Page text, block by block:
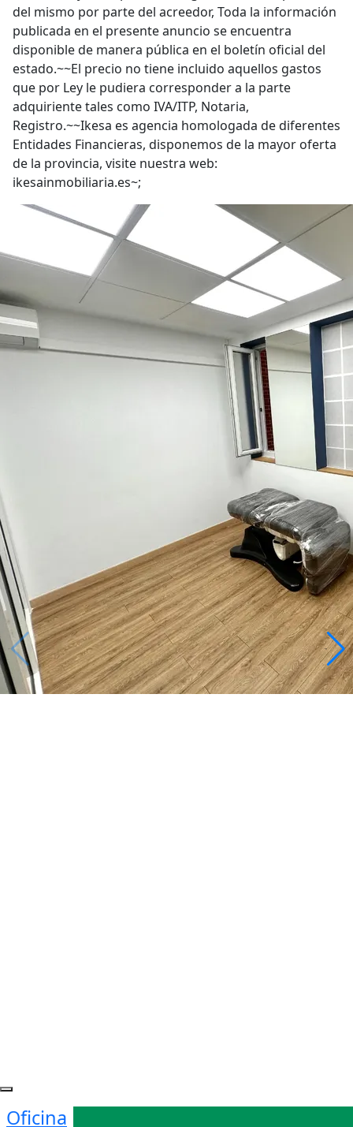
del mismo por parte del acreedor, Toda la información
publicada en el presente anuncio se encuentra
disponible de manera pública en el boletín oficial del
estado.~~El precio no tiene incluido aquellos gastos
que por Ley le pudiera corresponder a la parte
adquiriente tales como IVA/ITP, Notaria,
Registro.~~Ikesa es agencia homologada de diferentes
Entidades Financieras, disponemos de la mayor oferta
de la provincia, visite nuestra web:
ikesainmobiliaria.es~;
Oficina